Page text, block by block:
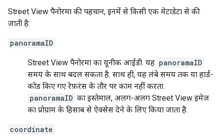
Street View पैनोरमा की पहचान, इनमें से किसी एक मेटाडेटा से की
जाती है:
panoramaID
Street View पैनोरमा का यूनीक आईडी. यह panoramaID
समय के साथ बदल सकता है. साथ ही, यह लंबे समय तक या हार्ड-
कोड किए गए रेफ़रंस के तौर पर काम नहीं करता.
panoramaID का इस्तेमाल, अलग-अलग Street View इमेज
का प्रोग्राम के हिसाब से ऐक्सेस देने के लिए किया जाता है.
coordinate